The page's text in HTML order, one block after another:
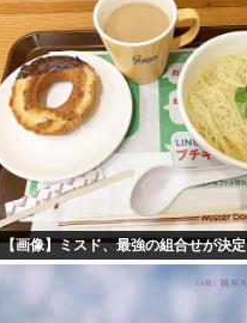
【画像】ミスド、最強の組合せが決定